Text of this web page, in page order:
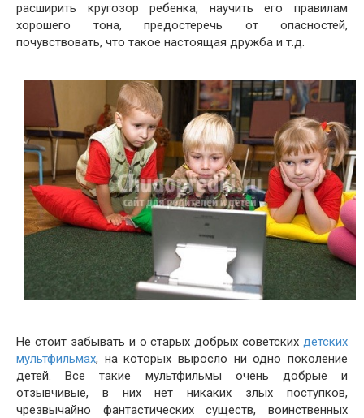
расширить кругозор ребенка, научить его правилам
хорошего тона, предостеречь от опасностей,
почувствовать, что такое настоящая дружба и т.д.
Не стоит забывать и о старых добрых советских детских
мультфильмах, на которых выросло ни одно поколение
детей. Все такие мультфильмы очень добрые и
отзывчивые, в них нет никаких злых поступков,
чрезвычайно фантастических существ, воинственных